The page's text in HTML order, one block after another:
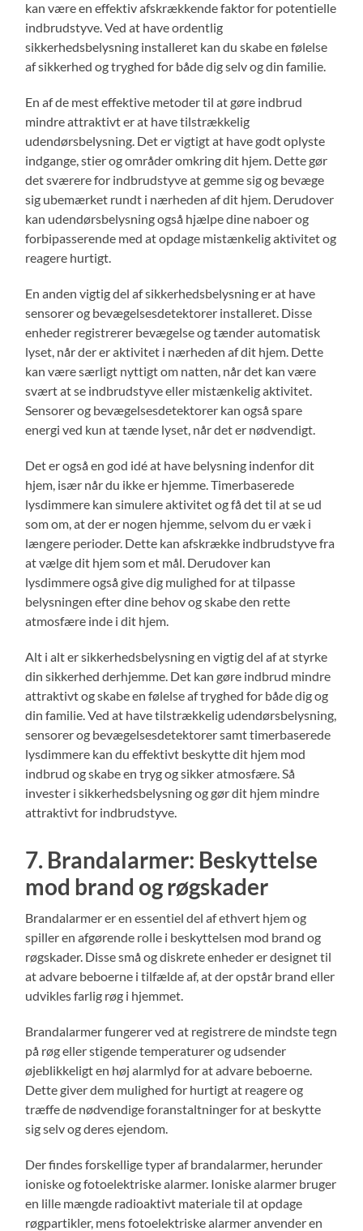
kan være en effektiv afskrækkende faktor for potentielle
indbrudstyve. Ved at have ordentlig
sikkerhedsbelysning installeret kan du skabe en følelse
af sikkerhed og tryghed for både dig selv og din familie.
En af de mest effektive metoder til at gøre indbrud
mindre attraktivt er at have tilstrækkelig
udendørsbelysning. Det er vigtigt at have godt oplyste
indgange, stier og områder omkring dit hjem. Dette gør
det sværere for indbrudstyve at gemme sig og bevæge
sig ubemærket rundt i nærheden af dit hjem. Derudover
kan udendørsbelysning også hjælpe dine naboer og
forbipasserende med at opdage mistænkelig aktivitet og
reagere hurtigt.
En anden vigtig del af sikkerhedsbelysning er at have
sensorer og bevægelsesdetektorer installeret. Disse
enheder registrerer bevægelse og tænder automatisk
lyset, når der er aktivitet i nærheden af dit hjem. Dette
kan være særligt nyttigt om natten, når det kan være
svært at se indbrudstyve eller mistænkelig aktivitet.
Sensorer og bevægelsesdetektorer kan også spare
energi ved kun at tænde lyset, når det er nødvendigt.
Det er også en god idé at have belysning indenfor dit
hjem, især når du ikke er hjemme. Timerbaserede
lysdimmere kan simulere aktivitet og få det til at se ud
som om, at der er nogen hjemme, selvom du er væk i
længere perioder. Dette kan afskrække indbrudstyve fra
at vælge dit hjem som et mål. Derudover kan
lysdimmere også give dig mulighed for at tilpasse
belysningen efter dine behov og skabe den rette
atmosfære inde i dit hjem.
Alt i alt er sikkerhedsbelysning en vigtig del af at styrke
din sikkerhed derhjemme. Det kan gøre indbrud mindre
attraktivt og skabe en følelse af tryghed for både dig og
din familie. Ved at have tilstrækkelig udendørsbelysning,
sensorer og bevægelsesdetektorer samt timerbaserede
lysdimmere kan du effektivt beskytte dit hjem mod
indbrud og skabe en tryg og sikker atmosfære. Så
invester i sikkerhedsbelysning og gør dit hjem mindre
attraktivt for indbrudstyve.
7. Brandalarmer: Beskyttelse
mod brand og røgskader
Brandalarmer er en essentiel del af ethvert hjem og
spiller en afgørende rolle i beskyttelsen mod brand og
røgskader. Disse små og diskrete enheder er designet til
at advare beboerne i tilfælde af, at der opstår brand eller
udvikles farlig røg i hjemmet.
Brandalarmer fungerer ved at registrere de mindste tegn
på røg eller stigende temperaturer og udsender
øjeblikkeligt en høj alarmlyd for at advare beboerne.
Dette giver dem mulighed for hurtigt at reagere og
træffe de nødvendige foranstaltninger for at beskytte
sig selv og deres ejendom.
Der findes forskellige typer af brandalarmer, herunder
ioniske og fotoelektriske alarmer. Ioniske alarmer bruger
en lille mængde radioaktivt materiale til at opdage
røgpartikler, mens fotoelektriske alarmer anvender en